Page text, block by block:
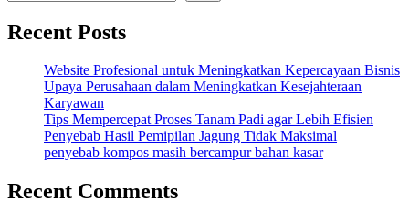
Recent Posts
Website Profesional untuk Meningkatkan Kepercayaan Bisnis
Upaya Perusahaan dalam Meningkatkan Kesejahteraan
Karyawan
Tips Mempercepat Proses Tanam Padi agar Lebih Efisien
Penyebab Hasil Pemipilan Jagung Tidak Maksimal
penyebab kompos masih bercampur bahan kasar
Recent Comments